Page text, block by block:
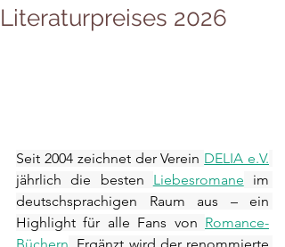
Literaturpreises 2026
Seit 2004 zeichnet der Verein DELIA e.V.
jährlich die besten Liebesromane im
deutschsprachigen Raum aus – ein
Highlight für alle Fans von Romance-